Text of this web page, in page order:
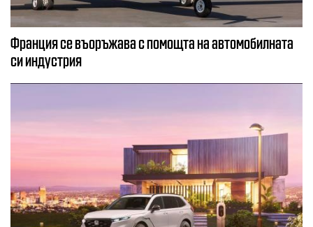
Франция се въоръжава с помощта на автомобилната
си индустрия